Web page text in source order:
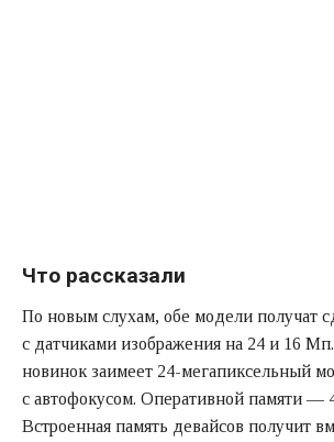
Что рассказали
По новым слухам, обе модели получат
с датчиками изображения на 24 и 16
новинок заимеет 24-мегапиксельный
с автофокусом. Оперативной памяти — 4
Встроенная память девайсов получит